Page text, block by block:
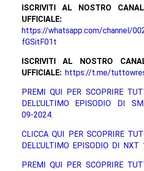
ISCRIVITI AL NOSTRO
UFFICIALE:
https://whatsapp.com/channel/
fGSitF01t
ISCRIVITI AL NOSTRO
UFFICIALE: https://t.me/
PREMI QUI PER SCOPRIRE
DELL’ULTIMO EPISODIO DI
09-2024.
CLICCA QUI PER SCOPRIRE
DELL’ULTIMO EPISODIO DI
PREMI QUI PER SCOPRIRE